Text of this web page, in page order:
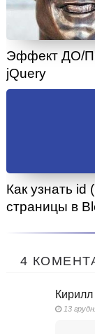
Эффект ДО/
jQuery
Как узнать id
страницы в
4
Кирилл
13